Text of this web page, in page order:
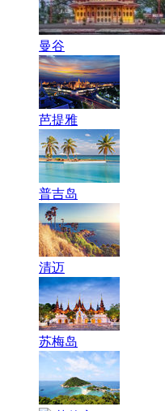
曼谷
芭提雅
普吉岛
清迈
苏梅岛